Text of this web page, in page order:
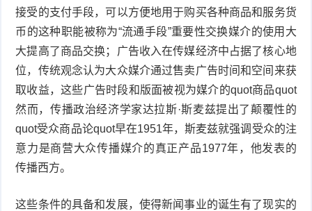
接受的支付手段，可以方便地用于购买各种商品和服务货
币的这种职能被称为“流通手段”重要性交换媒介的使用大
大提高了商品交换；广告收入在传媒经济中占据了核心地
位，传统观念认为大众媒介通过售卖广告时间和空间来获
取收益，这些广告时段和版面被视为媒介的quot商品quot
然而，传播政治经济学家达拉斯·斯麦兹提出了颠覆性的
quot受众商品论quot早在1951年，斯麦兹就强调受众的注
意力是商营大众传播媒介的真正产品1977年，他发表的
传播西方。
这些条件的具备和发展，使得新闻事业的诞生有了现实的